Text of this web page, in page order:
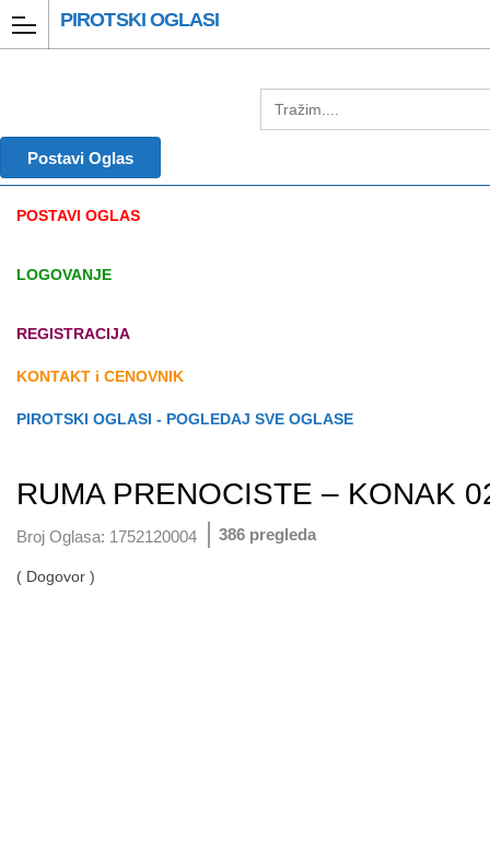
PIROTSKI OGLASI
Postavi Oglas
POSTAVI OGLAS
LOGOVANJE
REGISTRACIJA
KONTAKT i CENOVNIK
PIROTSKI OGLASI - POGLEDAJ SVE OGLASE
RUMA PRENOCISTE – KONAK
Broj Oglasa: 1752120004 386 pregleda
( Dogovor )